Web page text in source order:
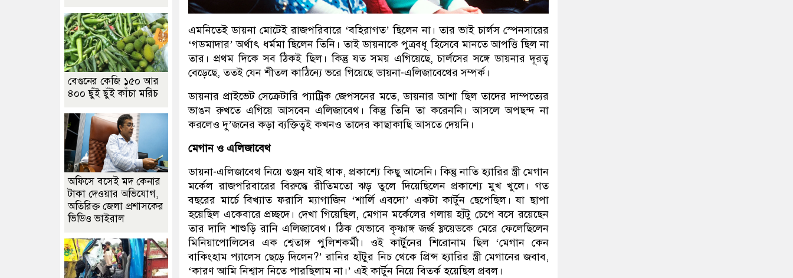
এমনিতেই ডায়না মোটেই রাজপরিবারে ‘বহিরাগত’ ছিলেন না। তার ভাই চার্লস স্পেনসারের
‘গডমাদার’ অর্থাৎ ধর্মমা ছিলেন তিনি। তাই ডায়নাকে পুত্রবধূ হিসেবে মানতে আপত্তি ছিল না
তার। প্রথম দিকে সব ঠিকই ছিল। কিন্তু যত সময় এগিয়েছে, চার্লসের সঙ্গে ডায়নার দূরত্ব
বেড়েছে, ততই যেন শীতল কাঠিন্যে ভরে গিয়েছে ডায়না-এলিজাবেথের সম্পর্ক।
ডায়নার প্রাইভেট সেক্রেটারি প্যাট্রিক জেপসনের মতে, ডায়নার আশা ছিল তাদের দাম্পত্যের
ভাঙন রুখতে এগিয়ে আসবেন এলিজাবেথ। কিন্তু তিনি তা করেননি। আসলে অপছন্দ না
করলেও দু’জনের কড়া ব্যক্তিত্বই কখনও তাদের কাছাকাছি আসতে দেয়নি।
মেগান ও এলিজাবেথ
ডায়না-এলিজাবেথ নিয়ে গুঞ্জন যাই থাক, প্রকাশ্যে কিছু আসেনি। কিন্তু নাতি হ্যারির স্ত্রী মেগান
মর্কেল রাজপরিবারের বিরুদ্ধে রীতিমতো ঝড় তুলে দিয়েছিলেন প্রকাশ্যে মুখ খুলে। গত
বছরের মার্চে বিখ্যাত ফরাসি ম্যাগাজিন ‘শার্লি এবদো’ একটা কার্টুন ছেপেছিল। যা ছাপা
হয়েছিল একেবারে প্রচ্ছদে। দেখা গিয়েছিল, মেগান মর্কেলের গলায় হাঁটু চেপে বসে রয়েছেন
তার দাদি শাশুড়ি রানি এলিজাবেথ। ঠিক যেভাবে কৃষ্ণাঙ্গ জর্জ ফ্লয়েডকে মেরে ফেলেছিলেন
মিনিয়াপোলিসের এক শ্বেতাঙ্গ পুলিশকর্মী। ওই কার্টুনের শিরোনাম ছিল ‘মেগান কেন
বাকিংহাম প্যালেস ছেড়ে দিলেন?’ রানির হাঁটুর নিচ থেকে প্রিন্স হ্যারির স্ত্রী মেগানের জবাব,
‘কারণ আমি নিশ্বাস নিতে পারছিলাম না।’ এই কার্টুন নিয়ে বিতর্ক হয়েছিল প্রবল।
বেগুনের কেজি ১৫০ আর
৪০০ ছুঁই ছুঁই কাঁচা মরিচ
অফিসে বসেই মদ কেনার
টাকা দেওয়ার অভিযোগ,
অতিরিক্ত জেলা প্রশাসকের
ভিডিও ভাইরাল